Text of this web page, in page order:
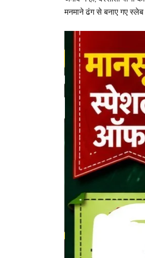
मनमाने ढंग से बनाए गए